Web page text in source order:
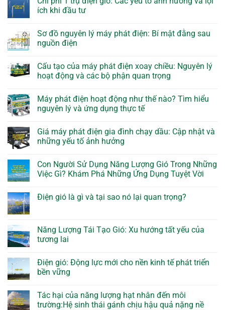
ích khi đầu tư
Sơ đồ nguyên lý máy phát điện: Bí mật đằng sau
nguồn điện
Cấu tạo của máy phát điện xoay chiều: Nguyên lý
hoạt động và các bộ phận quan trọng
Máy phát điện hoạt động như thế nào? Tìm hiểu
nguyên lý và ứng dụng thực tế
Giá máy phát điện gia đình chạy dầu: Cập nhật và
những yếu tố ảnh hưởng
Con Người Sử Dụng Năng Lượng Gió Trong Những
Việc Gì? Khám Phá Những Ứng Dụng Tuyệt Vời
Điện gió là gì và tại sao nó lại quan trọng?
Năng Lượng Tái Tạo Gió: Xu hướng tất yếu của
tương lai
Điện gió: Động lực mới cho nền kinh tế phát triển
bền vững
Tác hại của năng lượng hạt nhân đến môi
trường:Hệ sinh thái gánh chịu hậu quả nặng nề